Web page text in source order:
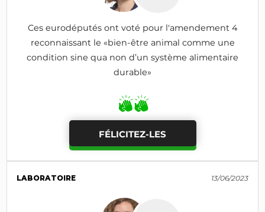
Ces eurodéputés ont voté pour l'amendement 4
reconnaissant le «bien-être animal comme une
condition sine qua non d’un système alimentaire
durable»
FÉLICITEZ-LES
LABORATOIRE 13/06/2023